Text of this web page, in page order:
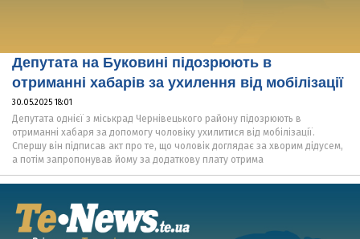
Депутата на Буковині підозрюють в
отриманні хабарів за ухилення від мобілізації
30.05.2025 18:01
Депутата однієї з міськрад Чернівецького району підозрюють в
отриманні хабаря за допомогу чоловіку ухилитися від мобілізації.
Спершу він підписав акт про те, що чоловік доглядає за хворим дідусем,
а потім запропонував йому за додаткову плату отрима